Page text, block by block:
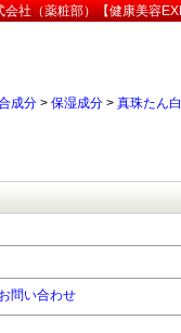
社（薬粧部）【健康美容
成分 > 保湿成分 > 真珠たん
お問い合わせ